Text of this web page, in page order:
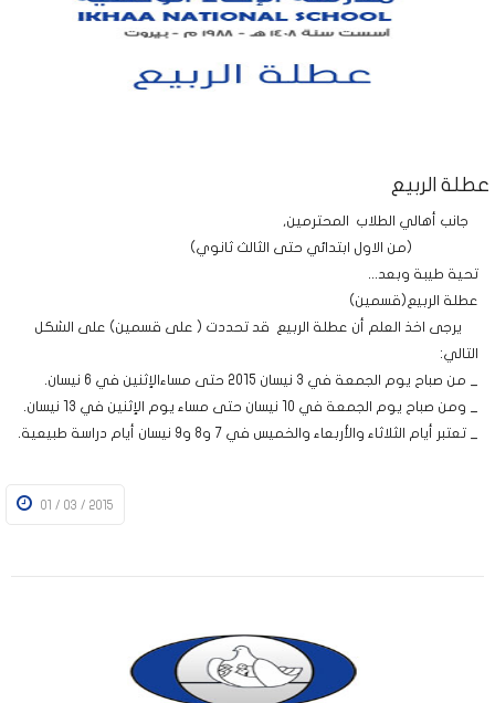
عطلة الربيع
جانب أهالي الطلاب المحترمين,
(من الاول ابتدائي حتى الثالث ثانوي)
تحية طيبة وبعد...
عطلة الربيع(قسمين)
يرجى اخذ العلم أن عطلة الربيع قد تحددت ( على قسمين) على الشكل
التالي:
_ من صباح يوم الجمعة في 3 نيسان 2015 حتى مساءالإثنين في 6 نيسان.
_ ومن صباح يوم الجمعة في 10 نيسان حتى مساء يوم الإثنين في 13 نيسان.
_ تعتبر أيام الثلاثاء والأربعاء والخميس في 7 و8 و9 نيسان أيام دراسة طبيعية.
01 / 03 / 2015